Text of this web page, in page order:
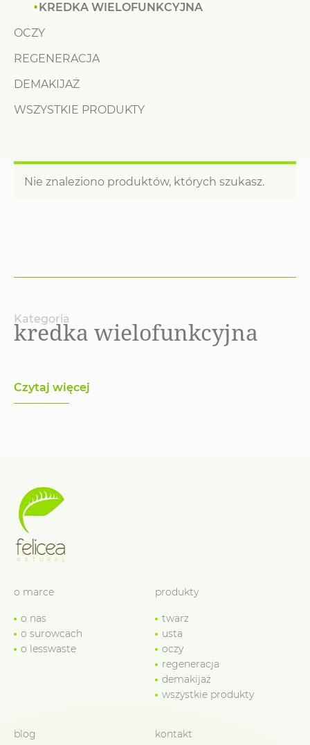
KREDKA WIELOFUNKCYJNA
OCZY
REGENERACJA
DEMAKIJAŻ
WSZYSTKIE PRODUKTY
Nie znaleziono produktów, których szukasz.
Kategoria
kredka wielofunkcyjna
Czytaj więcej
o marce
o nas
o surowcach
o lesswaste
produkty
twarz
usta
oczy
regeneracja
demakijaż
wszystkie produkty
blog kontakt